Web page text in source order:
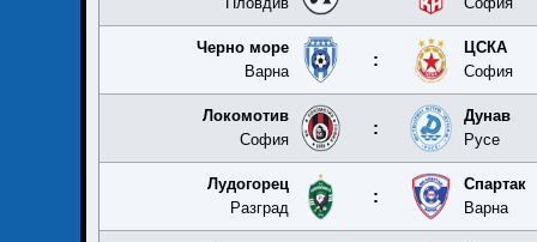
Черно море
Варна
:
ЦСКА
София
Локомотив
София
:
Дунав
Русе
Лудогорец
Разград
:
Спартак
Варна